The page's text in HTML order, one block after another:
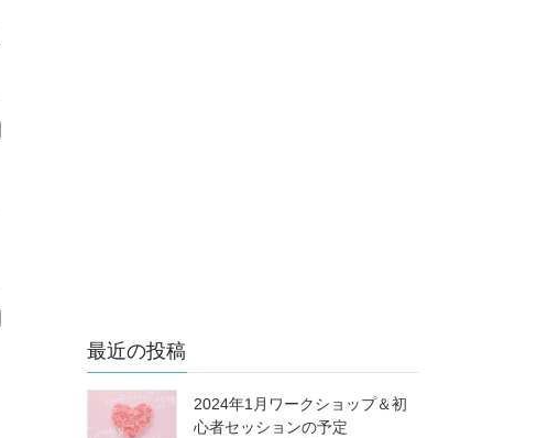
最近の投稿
2024年1月ワークショップ＆初
心者セッションの予定